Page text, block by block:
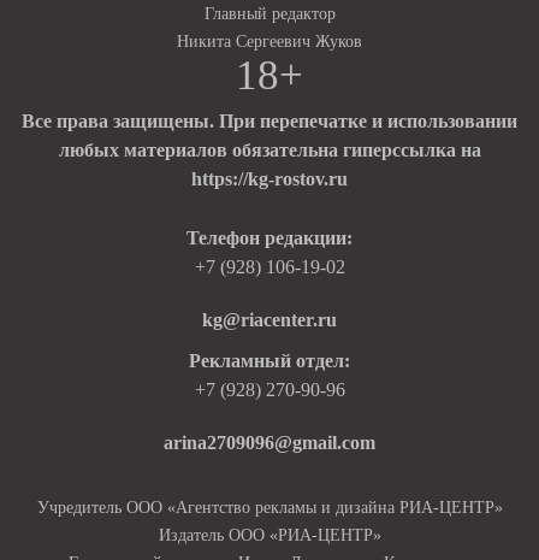
Главный редактор
Никита Сергеевич Жуков
18+
Все права защищены. При перепечатке и использовании
любых материалов обязательна гиперссылка на
https://kg-rostov.ru
Телефон редакции:
+7 (928) 106-19-02
kg@riacenter.ru
Рекламный отдел:
+7 (928) 270-90-96
arina2709096@gmail.com
Учредитель ООО «Агентство рекламы и дизайна РИА-ЦЕНТР»
Издатель ООО «РИА-ЦЕНТР»